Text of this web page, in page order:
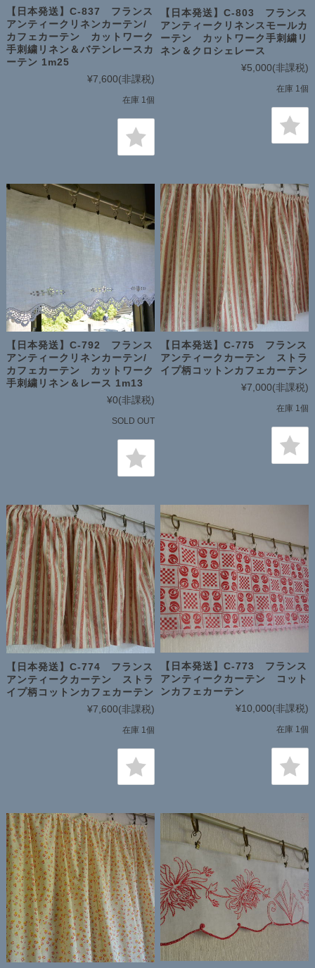
【日本発送】C-837 フランス
アンティークリネンカーテン/
カフェカーテン カットワーク
手刺繍リネン＆バテンレースカ
ーテン 1m25
¥7,600(非課税)
在庫 1個
【日本発送】C-803 フランス
アンティークリネンスモールカ
ーテン カットワーク手刺繍リ
ネン＆クロシェレース
¥5,000(非課税)
在庫 1個
【日本発送】C-792 フランス
アンティークリネンカーテン/
カフェカーテン カットワーク
手刺繍リネン＆レース 1m13
¥0(非課税)
SOLD OUT
【日本発送】C-775 フランス
アンティークカーテン ストラ
イプ柄コットンカフェカーテン
¥7,000(非課税)
在庫 1個
【日本発送】C-774 フランス
アンティークカーテン ストラ
イプ柄コットンカフェカーテン
¥7,600(非課税)
在庫 1個
【日本発送】C-773 フランス
アンティークカーテン コット
ンカフェカーテン
¥10,000(非課税)
在庫 1個